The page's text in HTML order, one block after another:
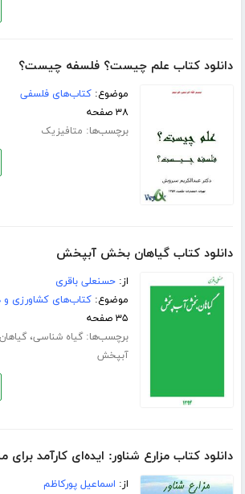
دانلود کتاب علم چیست؟ فلسفه چیست؟
موضوع:کتاب‌های فلسفی
۳۸ صفحه
برچسب‌ها: متافیزیک
دانلود کتاب گیاهان بخش آبپخش
از:حسنعلی باقری
موضوع:کتاب‌های کشاورزی و
۳۵ صفحه
برچسب‌ها:گیاه شناسی،
آبپخش
دانلود کتاب مزارع شناور: ایده‌ای کارآمد
از: اسماعیل پورکاظم